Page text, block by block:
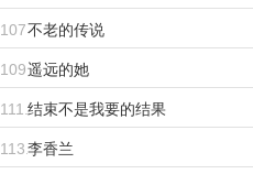
107.不老的传说
109.遥远的她
111.结束不是我要的结果
113.李香兰